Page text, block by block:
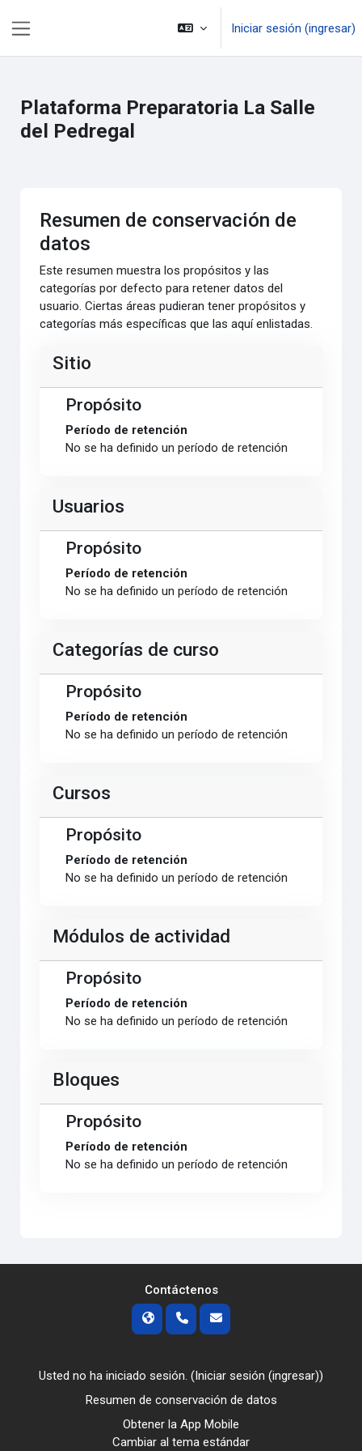
Iniciar sesión (ingresar)
Plataforma Preparatoria La Salle
del Pedregal
Resumen de conservación de
datos
Este resumen muestra los propósitos y las
categorías por defecto para retener datos del
usuario. Ciertas áreas pudieran tener propósitos y
categorías más específicas que las aquí enlistadas.
Sitio
Propósito
Período de retención
No se ha definido un período de retención
Usuarios
Propósito
Período de retención
No se ha definido un período de retención
Categorías de curso
Propósito
Período de retención
No se ha definido un período de retención
Cursos
Propósito
Período de retención
No se ha definido un período de retención
Módulos de actividad
Propósito
Período de retención
No se ha definido un período de retención
Bloques
Propósito
Período de retención
No se ha definido un período de retención
Contáctenos
Usted no ha iniciado sesión. (Iniciar sesión (ingresar))
Resumen de conservación de datos
Obtener la App Mobile
Cambiar al tema estándar